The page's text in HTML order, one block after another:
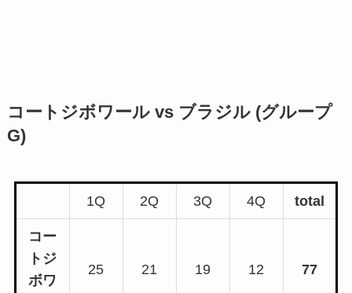
コートジボワール vs ブラジル (グループ
G)
1Q 2Q 3Q 4Q total
コー
トジ
ボワ
25 21 19 12 77